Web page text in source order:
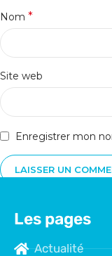
Nom *
Site web
Enregistrer mon
Les pages
Actualité